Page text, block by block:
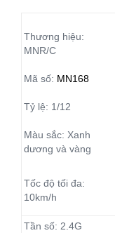
Thương hiệu:
MNR/C
Mã số: MN168
Tỷ lệ: 1/12
Màu sắc: Xanh
dương và vàng
Tốc độ tối đa:
10km/h
Tần số: 2.4G